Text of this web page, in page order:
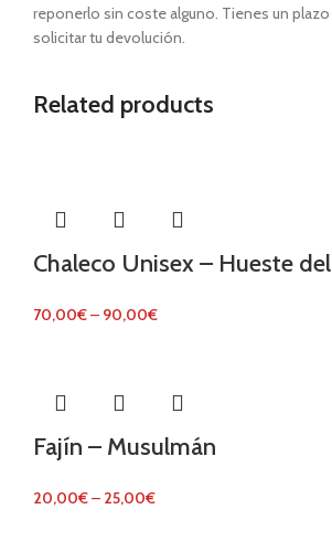
reponerlo sin coste alguno. Tienes un plazo
solicitar tu devolución.
Related products
Chaleco Unisex – Hueste
70,00€– 90,00€
Fajín – Musulmán
20,00€– 25,00€